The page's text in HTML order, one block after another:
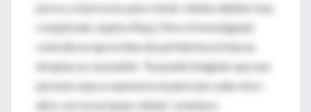
pocos y el proceso para clonar células adultas muy
complicado, explica Raya. Pero el investigador
coincide en que la idea de partida hacia futuras
terapias es razonable. “Se puede imaginar que una
persona vaya a repararse el páncreas cada cinco
años con sus propias células”, aventura.